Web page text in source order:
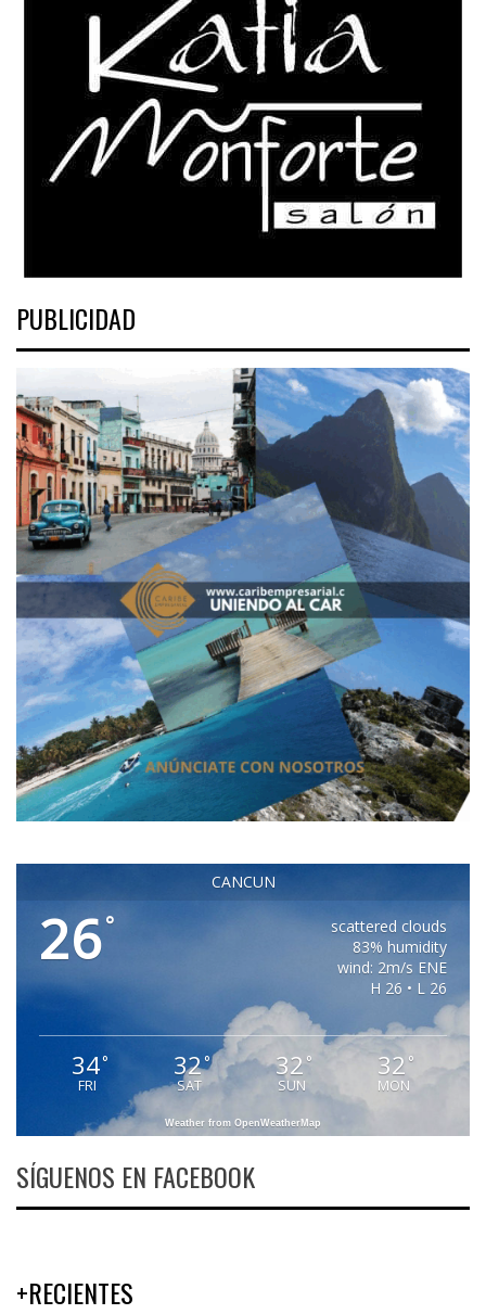
PUBLICIDAD
CANCUN
26°
scattered clouds
83% humidity
wind: 2m/s ENE
H 26 • L 26
34°
FRI
32°
SAT
32 °
SUN
32 °
MON
Weather from OpenWeatherMap
SÍGUENOS EN FACEBOOK
+RECIENTES